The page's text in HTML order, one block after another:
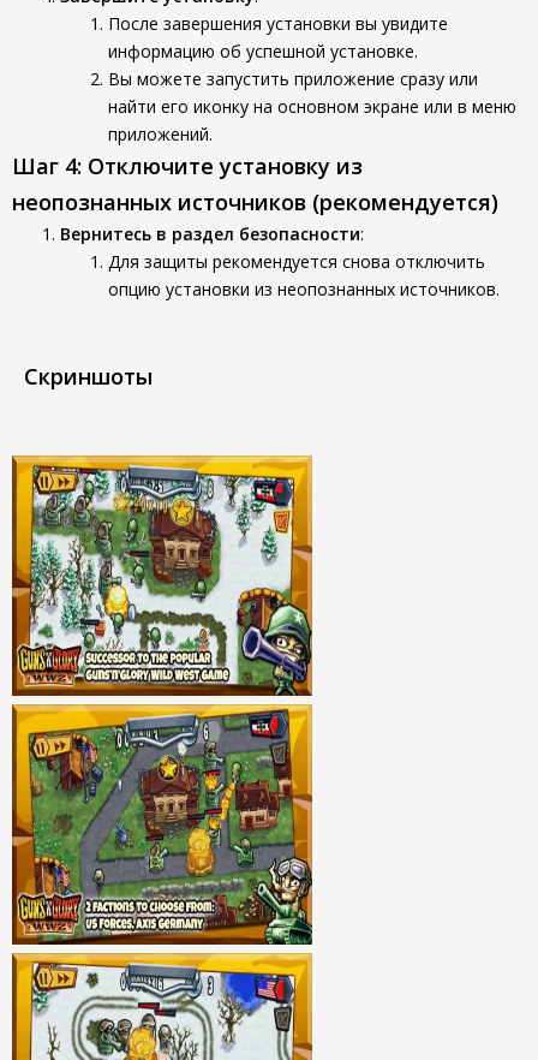
После завершения установки вы увидите
информацию об успешной установке.
Вы можете запустить приложение сразу или
найти его иконку на основном экране или в меню
приложений.
Шаг 4: Отключите установку из
неопознанных источников (рекомендуется)
Вернитесь в раздел безопасности:
Для защиты рекомендуется снова отключить
опцию установки из неопознанных источников.
Скриншоты